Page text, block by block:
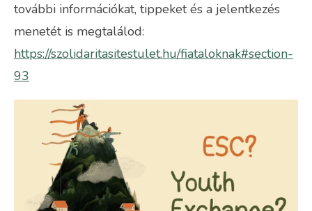
további információkat, tippeket és a jelentkezés
menetét is megtalálod:
https://szolidaritasitestulet.hu/fiataloknak#section-
93